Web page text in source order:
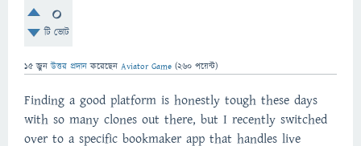
0
টি ভোট
15 জুনউত্তর প্রদান করেছেন Aviator Game (260 পয়েন্ট)
Finding a good platform is honestly tough these days
with so many clones out there, but I recently switched
over to a specific bookmaker app that handles live